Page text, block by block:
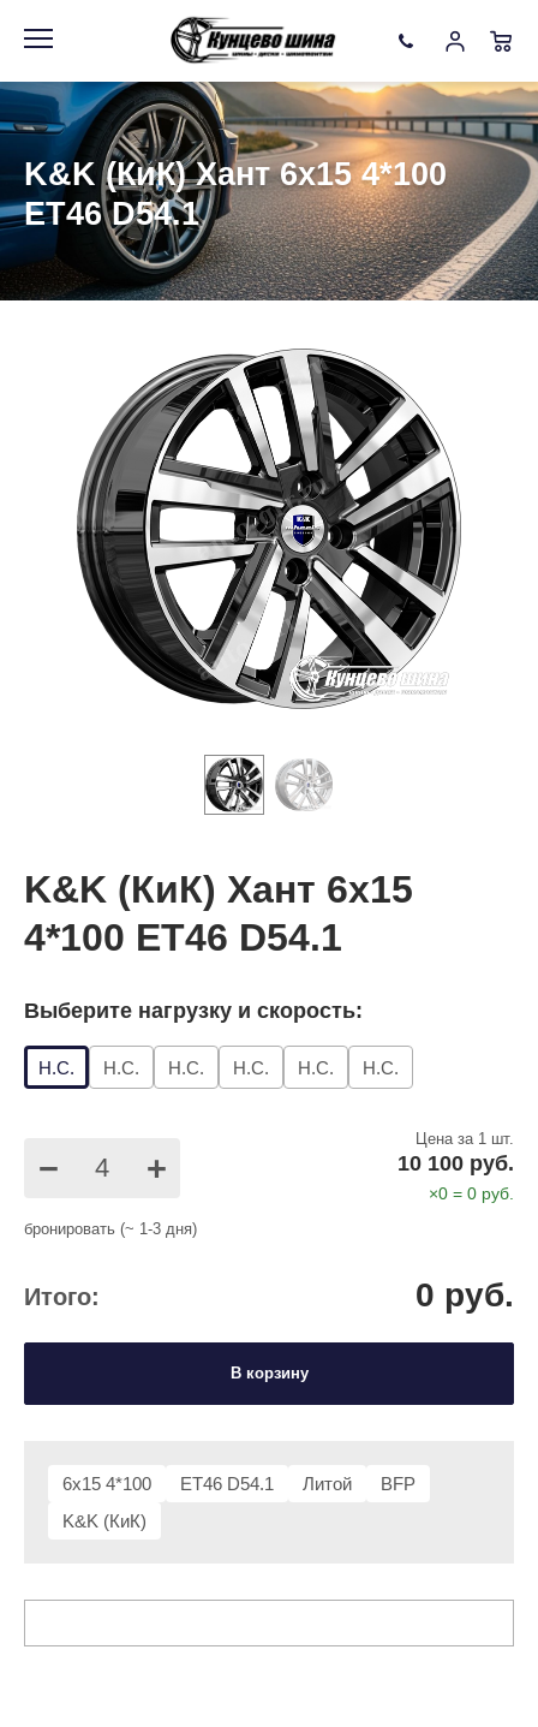
K&K (КиК) Хант 6x15 4*100
ET46 D54.1
K&K (КиК) Хант 6x15
4*100 ET46 D54.1
6x15 4*100 ET46 D54.1 Литой
BFP
K&K (КиК)
Выберите нагрузку и скорость:
Н.С. Н.С. Н.С. Н.С. Н.С. Н.С.
− +
Цена за 1 шт.
10 100 руб.
×0 = 0 руб.
бронировать (~ 1-3 дня)
Итого: 0 руб.
В корзину
Информация Фото товара